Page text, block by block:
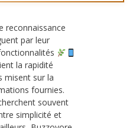
reconnaissance
par leur
la rapidité
misent sur la
fournies.
souvent
simplicité et